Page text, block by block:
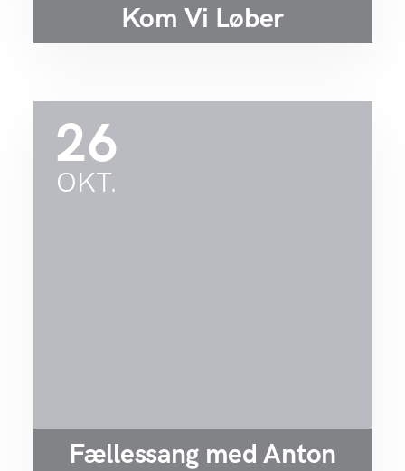
Kom Vi Løber
26
OKT.
Fællessang med Anton